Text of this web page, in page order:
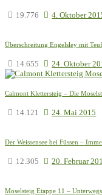
19.776 4. Oktober
Überschreitung Engelsley mit
14.655 24. Oktober
Calmont Klettersteig – Die
14.121 24. Mai 2015
Der Weissensee bei Füssen –
12.305 20. Februar
Moselsteig Etappe 11 –